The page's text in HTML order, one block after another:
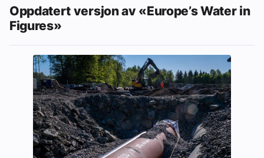
Oppdatert versjon av «Europe’s Water in
Figures»